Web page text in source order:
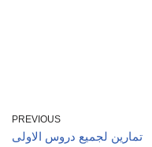
PREVIOUS
تمارين لجميع دروس الاولى